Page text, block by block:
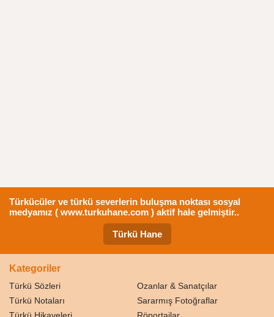
Türkücüler ve türkü severlerin buluşma noktası sosyal
medyamız ( www.turkuhane.com ) aktif hale gelmiştir..
Türkü Hane
Kategoriler
Türkü Sözleri
Ozanlar & Sanatçılar
Türkü Notaları
Sararmış Fotoğraflar